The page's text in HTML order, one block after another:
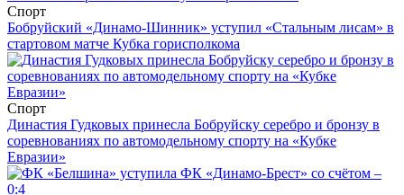
Спорт
Бобруйский «Динамо-Шинник» уступил «Стальным лисам» в
стартовом матче Кубка горисполкома
Спорт
Династия Гудковых принесла Бобруйску серебро и бронзу в
соревнованиях по автомодельному спорту на «Кубке
Евразии»